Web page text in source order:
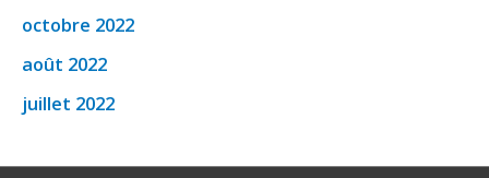
octobre 2022
août 2022
juillet 2022